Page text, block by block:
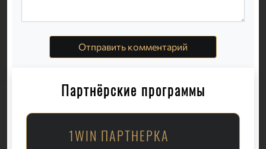
Отправить комментарий
Партнёрские программы
1WIN ПАРТНЕРКА